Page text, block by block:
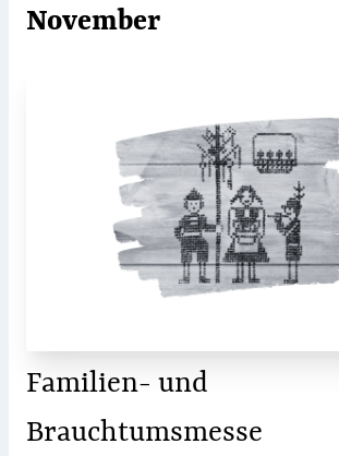
November
Familien- und
Brauchtumsmesse